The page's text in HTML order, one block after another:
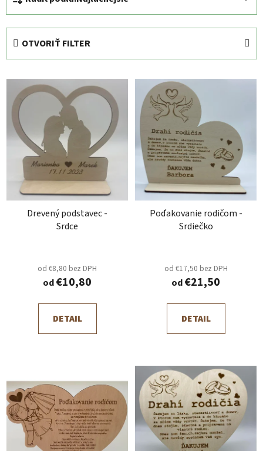
a
d
e
o
d
o
OTVORIŤ FILTER
V
p
s
d
Drevený podstavec -
Srdce
od €8,80 bez DPH
od€10,80
DETAIL
Poďakovanie rodičom -
Srdiečko
od €17,50 bez DPH
od€21,50
DETAIL